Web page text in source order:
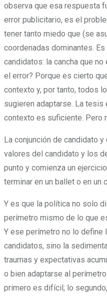
observa que esa respuesta
error publicitario, es el
tener tanto miedo que (se
coordenadas dominantes.
candidatos: la cancha que
el error? Porque es cierto
contexto y, por tanto, todos
sugieren adaptarse. La tesis
contexto es suficiente. Pero
La conjunción de candidato
valores del candidato y los
punto y comienza un
terminar en un ballet o en un
Y es que la política no solo
perímetro mismo de lo que
Y ese perímetro no lo define
candidatos, sino la
traumas y expectativas
o bien adaptarse al
primero es difícil; lo